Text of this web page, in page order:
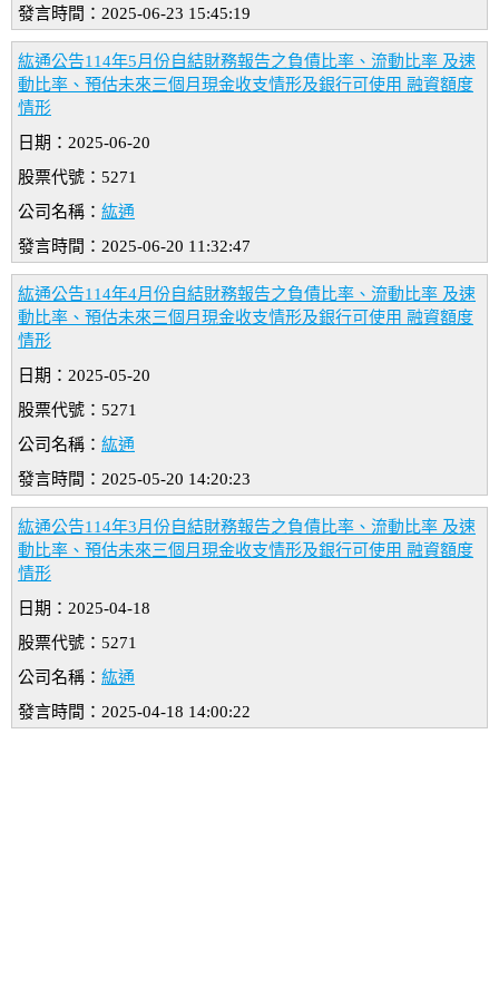
發言時間：2025-06-23 15:45:19
紘通公告114年5月份自結財務報告之負債比率、流動比率 及速
動比率、預估未來三個月現金收支情形及銀行可使用 融資額度
情形
日期：2025-06-20
股票代號：5271
公司名稱： 紘通
發言時間：2025-06-20 11:32:47
紘通公告114年4月份自結財務報告之負債比率、流動比率 及速
動比率、預估未來三個月現金收支情形及銀行可使用 融資額度
情形
日期：2025-05-20
股票代號：5271
公司名稱： 紘通
發言時間：2025-05-20 14:20:23
紘通公告114年3月份自結財務報告之負債比率、流動比率 及速
動比率、預估未來三個月現金收支情形及銀行可使用 融資額度
情形
日期：2025-04-18
股票代號：5271
公司名稱： 紘通
發言時間：2025-04-18 14:00:22